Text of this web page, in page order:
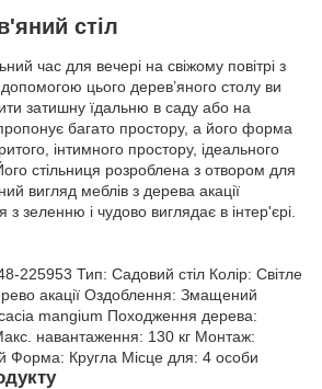
стіл
час для вечері на свіжому повітрі з
цього дерев’яного столу ви
затишну їдальню в саду або на
багато простору, а його форма
інтимного простору, ідеального
стільниця розроблена з отвором для
вигляд меблів з дерева акації
з зеленню і чудово виглядає в інтер'єрі.
225953 Тип: Садовий стіл Колір: Світле
акації Оздоблення: Змащений
mangium Походження дерева:
навантаження: 130 кг Монтаж:
Форма: Кругла Місце для: 4 особи